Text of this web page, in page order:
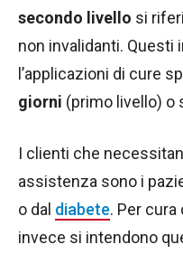
secondo livello si
non invalidanti. Questi
l’applicazioni di cure
giorni (primo livello) o
I clienti che
assistenza sono i
o dal diabete. Per
invece si intendono